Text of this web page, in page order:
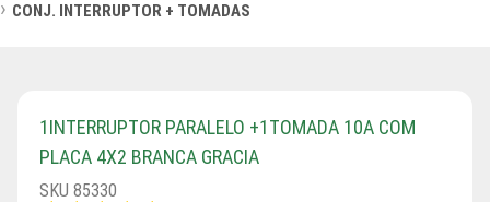
CONJ. INTERRUPTOR + TOMADAS
1INTERRUPTOR PARALELO +1TOMADA 10A COM
PLACA 4X2 BRANCA GRACIA
SKU 85330